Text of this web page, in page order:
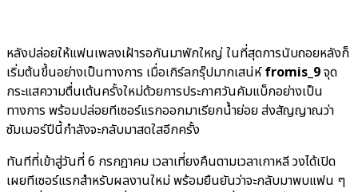
หลังปล่อยให้แฟนเพลงเฝ้ารอกันมาพักใหญ่ ในที่สุดการนับถอยหลังก็
เริ่มต้นขึ้นอย่างเป็นทางการ เมื่อเกิร์ลกรุ๊ปมากเสน่ห์fromis_9จุด
กระแสความตื่นเต้นครั้งใหม่ด้วยการประกาศวันคัมแบ็กอย่างเป็น
ทางการ พร้อมปล่อยทีเซอร์แรกออกมาเรียกน้ำย่อย ส่งสัญญาณว่า
ซัมเมอร์ปีนี้กำลังจะกลับมาสดใสอีกครั้ง
ทันทีที่เข้าสู่วันที่ 6 กรกฎาคม เวลาเที่ยงคืนตามเวลาเกาหลี วงได้เปิด
เผยทีเซอร์แรกสำหรับผลงานใหม่ พร้อมยืนยันว่าจะกลับมาพบแฟน ๆ